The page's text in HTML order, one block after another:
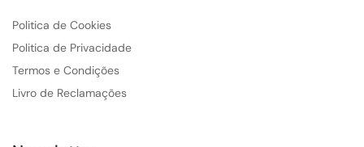
Politica de Cookies
Politica de Privacidade
Termos e Condições
Livro de Reclamações